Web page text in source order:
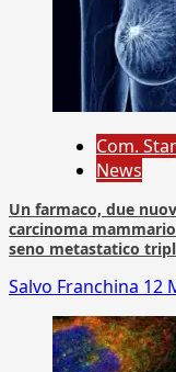
Com.
News
Un farmaco, due
carcinoma
seno metastatico
Salvo Franchina 12